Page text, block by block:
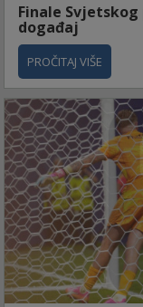
Finale
događaj
PROČITAJ VIŠE